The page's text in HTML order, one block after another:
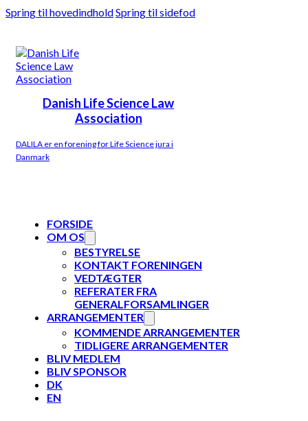
Spring til hovedindholdSpring til sidefod
Danish Life Science Law
Association
DALILA er en forening for Life Science jura i
Danmark
FORSIDE
OM OS
BESTYRELSE
KONTAKT FORENINGEN
VEDTÆGTER
REFERATER FRA
GENERALFORSAMLINGER
ARRANGEMENTER
KOMMENDE ARRANGEMENTER
TIDLIGERE ARRANGEMENTER
BLIV MEDLEM
BLIV SPONSOR
DK
EN